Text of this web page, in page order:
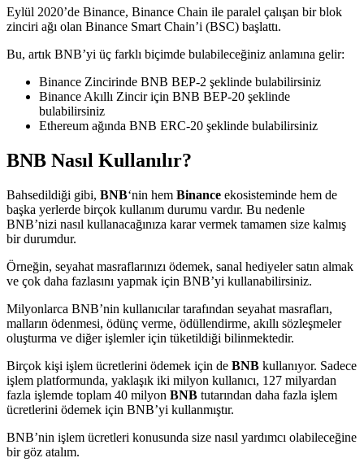
Eylül 2020’de Binance, Binance Chain ile paralel çalışan bir blok
zinciri ağı olan Binance Smart Chain’i (BSC) başlattı.
Bu, artık BNB’yi üç farklı biçimde bulabileceğiniz anlamına gelir:
Binance Zincirinde BNB BEP-2 şeklinde bulabilirsiniz
Binance Akıllı Zincir için BNB BEP-20 şeklinde
bulabilirsiniz
Ethereum ağında BNB ERC-20 şeklinde bulabilirsiniz
BNB Nasıl Kullanılır?
Bahsedildiği gibi, BNB‘nin hem Binance ekosisteminde hem de
başka yerlerde birçok kullanım durumu vardır. Bu nedenle
BNB’nizi nasıl kullanacağınıza karar vermek tamamen size kalmış
bir durumdur.
Örneğin, seyahat masraflarınızı ödemek, sanal hediyeler satın almak
ve çok daha fazlasını yapmak için BNB’yi kullanabilirsiniz.
Milyonlarca BNB’nin kullanıcılar tarafından seyahat masrafları,
malların ödenmesi, ödünç verme, ödüllendirme, akıllı sözleşmeler
oluşturma ve diğer işlemler için tüketildiği bilinmektedir.
Birçok kişi işlem ücretlerini ödemek için de BNB kullanıyor. Sadece
işlem platformunda, yaklaşık iki milyon kullanıcı, 127 milyardan
fazla işlemde toplam 40 milyon BNB tutarından daha fazla işlem
ücretlerini ödemek için BNB’yi kullanmıştır.
BNB’nin işlem ücretleri konusunda size nasıl yardımcı olabileceğine
bir göz atalım.